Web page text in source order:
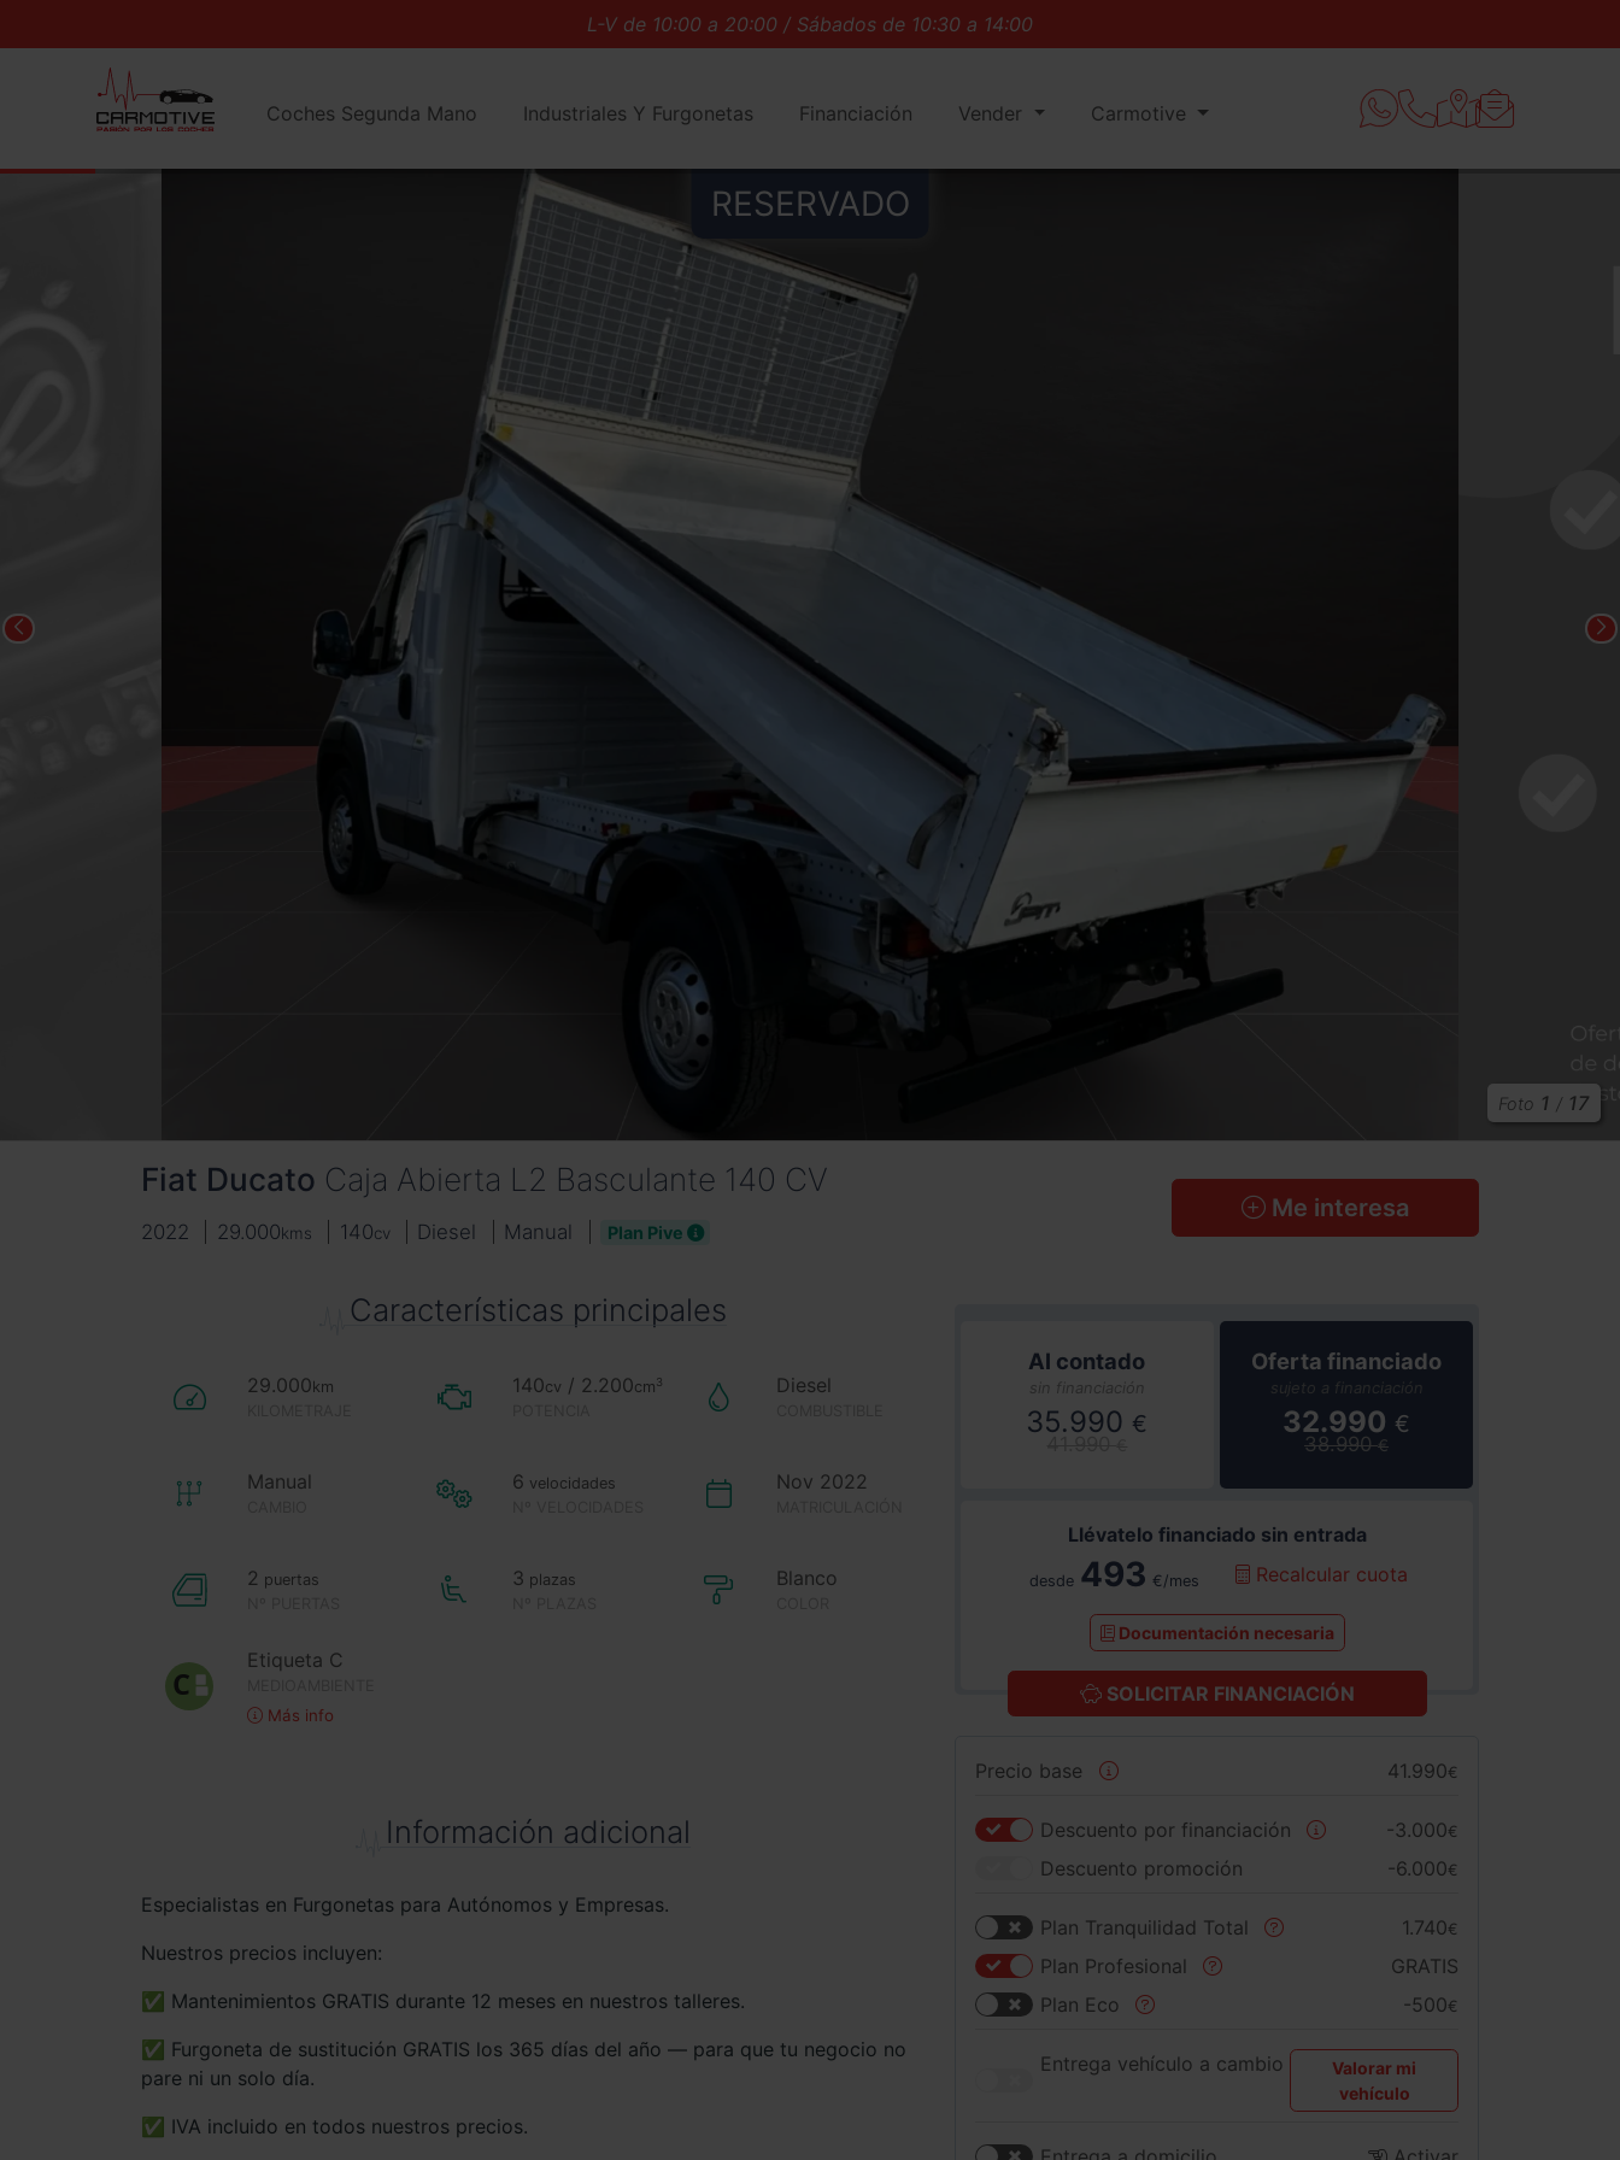
L-V de 10:00 a 20:00 / Sábados de 10:30 a 14:00
Mejor tasación en 24 horas
Especialistas enfurgonetas
L-V de 10:00 a 20:00 / Sábados de 10:30 a 14:00
Coches Segunda Mano Industriales Y Furgonetas Financiación Vender Carmotive
Foto 1 / 17
Fiat Ducato Caja Abierta L2 Basculante 140 CV
2022 29.000kms 140cv Diesel Manual Plan Pive
Me interesa
Características principales
29.000km
140cv / 2.200cm3 Diesel
Manual 6 velocidades Nov 2022
2 puertas
3 plazas Blanco
Etiqueta C
Más info
Al contado
sin financiación
35.990 €
Oferta financiado
sujeto a financiación
32.990 €
38.990€
Llévatelo financiado sin entrada
desde 493 €/mes Recalcular cuota
Documentación necesaria
SOLICITAR FINANCIACIÓN
Precio base 41.990€
Descuento por financiación -3.000€
Descuento promoción -6.000€
Plan Tranquilidad Total 1.740€
Plan Profesional
GRATIS
Plan Eco
-500€
Entrega vehículo a cambio
Valorar mi
vehículo
Información adicional
Especialistas en Furgonetas para Autónomos y Empresas.
Nuestros precios incluyen:
✅ Mantenimientos GRATIS durante 12 meses en nuestros talleres.
✅ Furgoneta de sustitución GRATIS los 365 días del año — para que tu negocio no
pare ni un solo día.
✅ IVA incluido en todos nuestros precios.